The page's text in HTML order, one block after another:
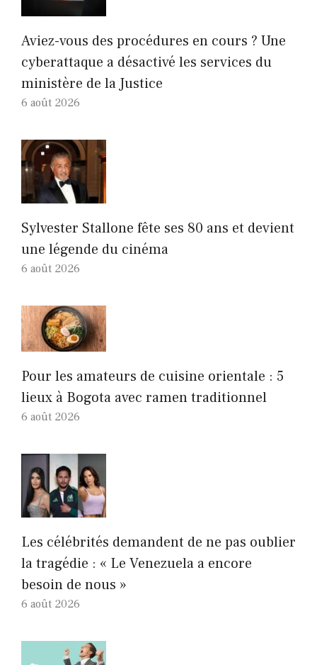
Aviez-vous des procédures en cours ? Une
cyberattaque a désactivé les services du
ministère de la Justice
6 août 2026
Sylvester Stallone fête ses 80 ans et devient
une légende du cinéma
6 août 2026
Pour les amateurs de cuisine orientale : 5
lieux à Bogota avec ramen traditionnel
6 août 2026
Les célébrités demandent de ne pas oublier
la tragédie : « Le Venezuela a encore
besoin de nous »
6 août 2026